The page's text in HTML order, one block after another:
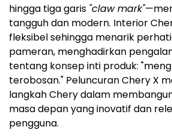
hingga tiga garis "claw mark"
tangguh dan modern. Interior
fleksibel sehingga menarik
pameran, menghadirkan
tentang konsep inti produk:
terobosan." Peluncuran Chery X
langkah Chery dalam
masa depan yang inovatif dan
pengguna.